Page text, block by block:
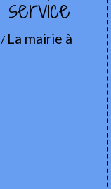
/ La mairie à